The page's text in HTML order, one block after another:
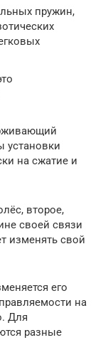
пружин,
установки
на сжатие и
второе,
своей связи
изменять свой
его
на
Для
разные